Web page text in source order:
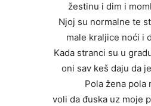
žestinu i dim i
Njoj su normalne te
male kraljice noći i
Kada stranci su u
oni sav keš daju da
Pola žena pola
voli da đuska uz moje